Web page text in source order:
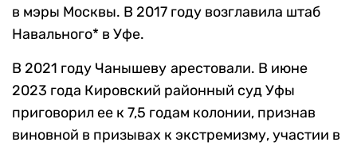
в мэры Москвы. В 2017 году возглавила штаб
Навального* в Уфе.
В 2021 году Чанышеву арестовали. В июне
2023 года Кировский районный суд Уфы
приговорил ее к 7,5 годам колонии, признав
виновной в призывах к экстремизму, участии в